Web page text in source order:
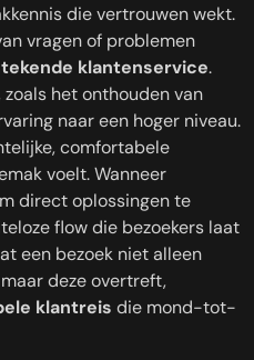
die vertrouwen wekt.
vragen of problemen
klantenservice.
het onthouden van
naar een hoger niveau.
comfortabele
voelt. Wanneer
direct oplossingen te
flow die bezoekers laat
een bezoek niet alleen
deze overtreft,
klantreis die mond-tot-